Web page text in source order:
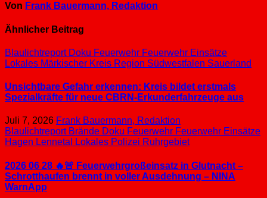
Von Frank Bauermann, Redaktion
Ähnlicher Beitrag
Blaulichtreport Doku Feuerwehr Feuerwehr Einsätze
Lokales Märkischer Kreis Region Südwestfalen Sauerland
Unsichtbare Gefahr erkennen: Kreis bildet erstmals
Spezialkräfte für neue CBRN-Erkunderfahrzeuge aus
Juli 7, 2026 Frank Bauermann, Redaktion
Blaulichtreport Brände Doku Feuerwehr Feuerwehr Einsätze
Hagen Lennetal Lokales Polizei Ruhrgebiet
2026 06 28 🔥🚨 Feuerwehrgroßeinsatz in Glutnacht –
Schrotthaufen brennt in voller Ausdehnung – NINA
WarnApp